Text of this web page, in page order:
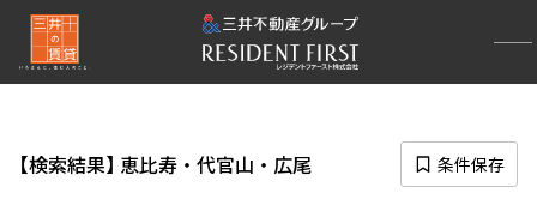
検索結果 恵比寿・代官山・広尾 条件保存
再検索ナビゲーション
選択中のエリア